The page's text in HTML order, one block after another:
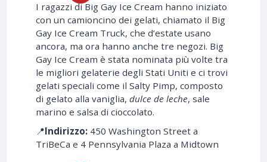
I ragazzi di Big Gay Ice Cream hanno iniziato
con un camioncino dei gelati, chiamato il Big
Gay Ice Cream Truck, che d’estate usano
ancora, ma ora hanno anche tre negozi. Big
Gay Ice Cream è stata nominata più volte tra
le migliori gelaterie degli Stati Uniti e ci trovi
gelati speciali come il Salty Pimp, composto
di gelato alla vaniglia, dulce de leche, sale
marino e salsa di cioccolato.
📍Indirizzo: 450 Washington Street a
TriBeCa e 4 Pennsylvania Plaza a Midtown